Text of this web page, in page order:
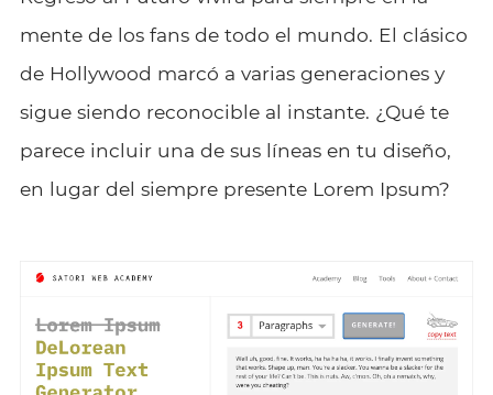
mente de los fans de todo el mundo. El clásico
de Hollywood marcó a varias generaciones y
sigue siendo reconocible al instante. ¿Qué te
parece incluir una de sus líneas en tu diseño,
en lugar del siempre presente Lorem Ipsum?